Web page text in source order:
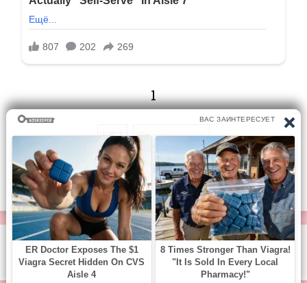
1
1/67 Следующая
Перейти на страницу:
© https://vse-knigi.org